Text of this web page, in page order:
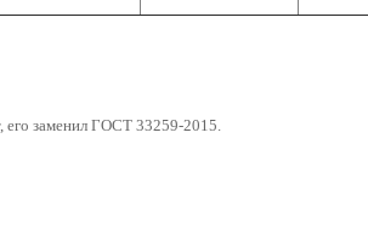
его заменил ГОСТ 33259-2015.